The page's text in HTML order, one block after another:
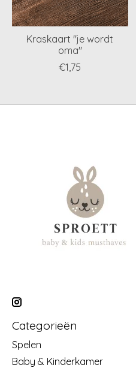
Kraskaart "je wordt
oma"
€1,75
Categorieën
Spelen
Baby & Kinderkamer